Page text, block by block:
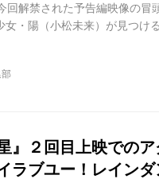
回解禁された予告編映像の冒
・陽（小松未来）が見つけ
ピソードを陽に語るシーン
映し出されています。 後半
』２回目上映での
ラブユー！レイン